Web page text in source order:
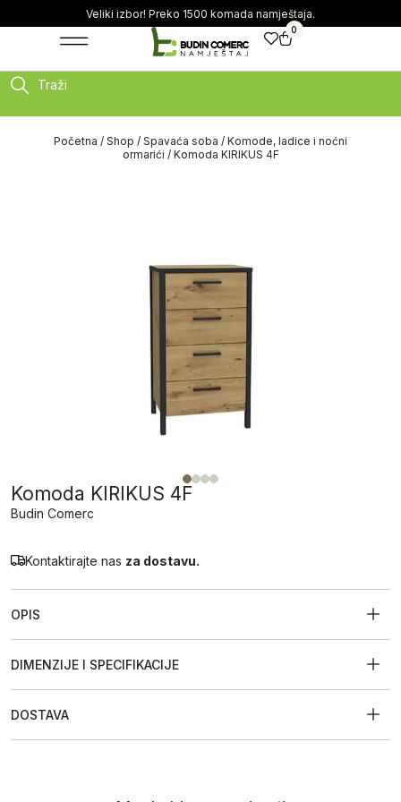
Veliki izbor! Preko 1500 komada namještaja.
0
Traži
Početna / Shop / Spavaća soba / Komode, ladice i noćni
ormarići / Komoda KIRIKUS 4F
Komoda KIRIKUS 4F
Budin Comerc
Kontaktirajte nas za dostavu.
OPIS
DIMENZIJE I SPECIFIKACIJE
DOSTAVA